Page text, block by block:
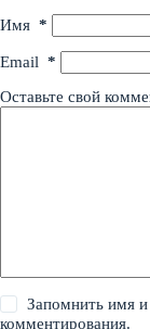
Имя *
Email *
Оставьте свой
Запомнить имя
комментирования.